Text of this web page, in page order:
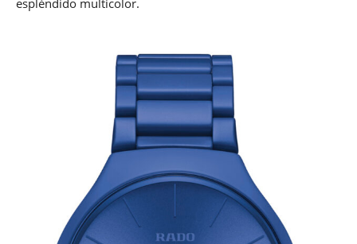
espléndido multicolor.